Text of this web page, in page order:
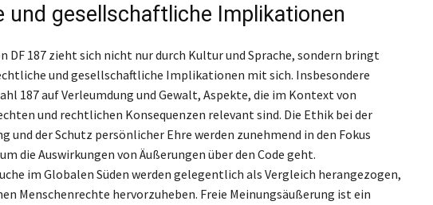
und gesellschaftliche Implikationen
DF 187 zieht sich nicht nur durch Kultur und Sprache, sondern bringt
und gesellschaftliche Implikationen mit sich. Insbesondere
187 auf Verleumdung und Gewalt, Aspekte, die im Kontext von
und rechtlichen Konsequenzen relevant sind. Die Ethik bei der
und der Schutz persönlicher Ehre werden zunehmend in den Fokus
die Auswirkungen von Äußerungen über den Code geht.
im Globalen Süden werden gelegentlich als Vergleich herangezogen,
Menschenrechte hervorzuheben. Freie Meinungsäußerung ist ein